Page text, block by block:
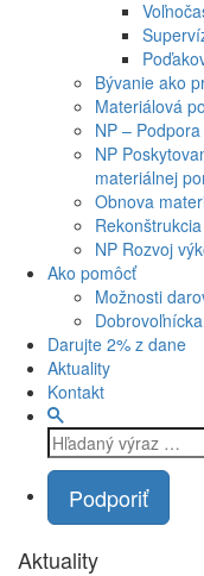
Bývanie ako
Materiálová
NP –
NP
materiálnej
Obnova
NP Rozvoj
Ako pomôcť
Možnosti
Darujte 2% z dane
Aktuality
Kontakt
Podporiť
Aktuality